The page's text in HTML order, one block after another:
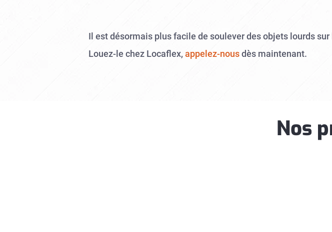
Il est désormais plus facile de soulever des objets lourds
Louez-le chez Locaflex, appelez-nousdès maintenant.
Nos